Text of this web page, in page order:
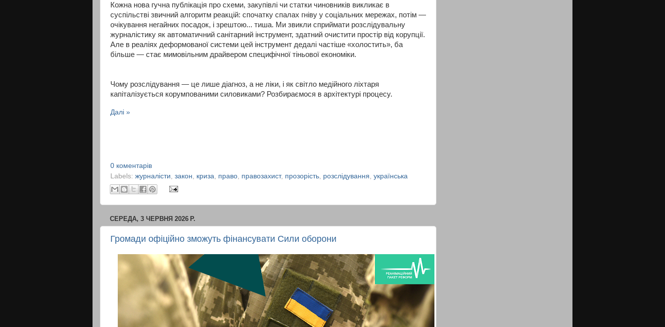
Кожна нова гучна публікація про схеми, закупівлі чи статки чиновників викликає в
суспільстві звичний алгоритм реакцій: спочатку спалах гніву у соціальних мережах, потім —
очікування негайних посадок, і зрештою... тиша. Ми звикли сприймати розслідувальну
журналістику як автоматичний санітарний інструмент, здатний очистити простір від корупції.
Але в реаліях деформованої системи цей інструмент дедалі частіше «холостить», ба
більше — стає мимовільним драйвером специфічної тіньової економіки.
Чому розслідування — це лише діагноз, а не ліки, і як світло медійного ліхтаря
капіталізується корумпованими силовиками? Розбираємося в архітектурі процесу.
Далі »
0 коментарів
Labels: журналісти закон криза право правозахист, прозорість розслідування українська
СЕРЕДА, 3 ЧЕРВНЯ 2026 Р.
Громади офіційно зможуть фінансувати Сили оборони